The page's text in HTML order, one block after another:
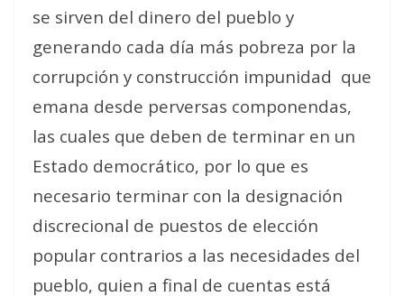
se sirven del dinero del pueblo y
generando cada día más pobreza por la
corrupción y construcción impunidad que
emana desde perversas componendas,
las cuales que deben de terminar en un
Estado democrático, por lo que es
necesario terminar con la designación
discrecional de puestos de elección
popular contrarios a las necesidades del
pueblo, quien a final de cuentas está